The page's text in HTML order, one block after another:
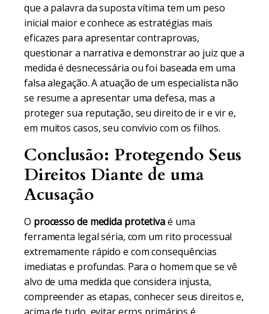
que a palavra da suposta vítima tem um peso
inicial maior e conhece as estratégias mais
eficazes para apresentar contraprovas,
questionar a narrativa e demonstrar ao juiz que a
medida é desnecessária ou foi baseada em uma
falsa alegação. A atuação de um especialista não
se resume a apresentar uma defesa, mas a
proteger sua reputação, seu direito de ir e vir e,
em muitos casos, seu convívio com os filhos.
Conclusão: Protegendo Seus
Direitos Diante de uma
Acusação
O processo de medida protetivaé uma
ferramenta legal séria, com um rito processual
extremamente rápido e com consequências
imediatas e profundas. Para o homem que se vê
alvo de uma medida que considera injusta,
compreender as etapas, conhecer seus direitos e,